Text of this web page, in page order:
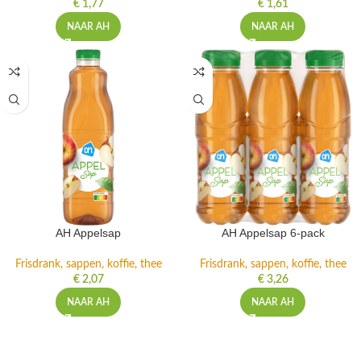
Frisdrank, sappen, koffie, thee
€ 1,77
NAAR AH
Frisdrank, sappen, koffie, thee
€ 1,61
NAAR AH
Frisdrank, sappen, koffie, thee
€ 2,07
NAAR AH
Frisdrank, sappen, koffie, thee
€ 3,26
NAAR AH